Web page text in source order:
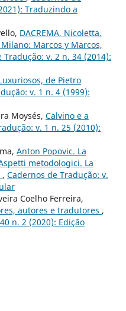
Traduzindo a
DACREMA, Nicoletta.
Marcos y Marcos,
Tradução: v. 2 n. 34 (2014):
de Pietro
v. 1 n. 4 (1999):
Moysés, Calvino e a
v. 1 n. 25 (2010):
Anton Popovic. La
metodologici. La
, Cadernos de Tradução: v.
Coelho Ferreira,
autores e tradutores ,
n. 2 (2020): Edição